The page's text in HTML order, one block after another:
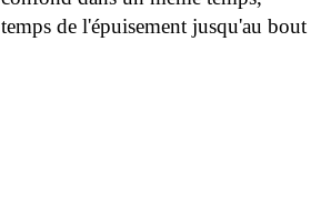
temps de l'épuisement jusqu'au